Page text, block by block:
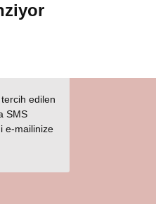
edilen
SMS
e-mailinize